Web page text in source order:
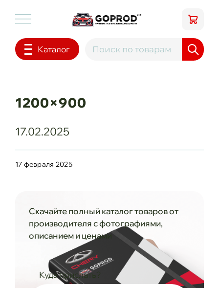
Каталог
1200×900
17.02.2025
17 февраля 2025
Скачайте полный каталог товаров от
производителя с фотографиями,
описанием и ценами
Куда прислать?